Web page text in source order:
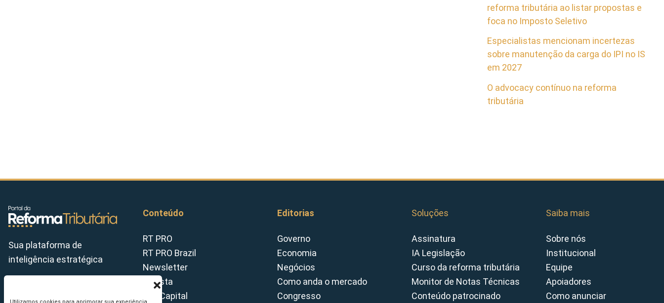
reforma tributária ao listar propostas e
foca no Imposto Seletivo
Especialistas mencionam incertezas
sobre manutenção da carga do IPI no IS
em 2027
O advocacy contínuo na reforma
tributária
Sua plataforma de
inteligência estratégica
Conteúdo
RT PRO
RT PRO Brazil
Newsletter
Revista
Tax Capital
Editorias
Governo
Economia
Negócios
Como anda o mercado
Congresso
Soluções
Assinatura
IA Legislação
Curso da reforma tributária
Monitor de Notas Técnicas
Conteúdo patrocinado
Saiba mais
Sobre nós
Institucional
Equipe
Apoiadores
Como anunciar